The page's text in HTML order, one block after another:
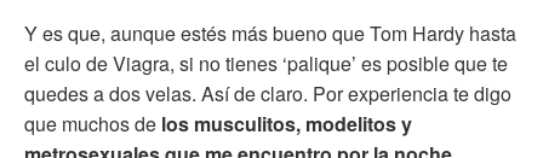
Y es que, aunque estés más bueno que Tom Hardy hasta
el culo de Viagra, si no tienes ‘palique’ es posible que te
quedes a dos velas. Así de claro. Por experiencia te digo
que muchos de los musculitos, modelitos y